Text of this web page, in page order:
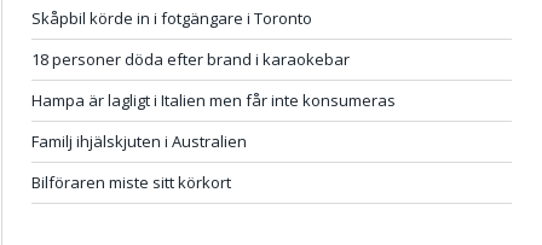
Skåpbil körde in i fotgängare i Toronto
18 personer döda efter brand i karaokebar
Hampa är lagligt i Italien men får inte konsumeras
Familj ihjälskjuten i Australien
Bilföraren miste sitt körkort